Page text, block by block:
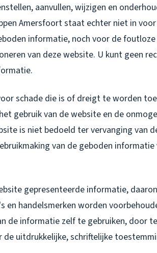
aanvullen, wijzigen en
Amersfoort staat echter niet in
informatie, noch voor de
van deze website. U kunt geen
schade die is of dreigt te worden
gebruik van de website en de
is niet bedoeld ter vervanging van
van de geboden
gepresenteerde informatie,
handelsmerken worden
de informatie zelf te gebruiken, door
uitdrukkelijke, schriftelijke